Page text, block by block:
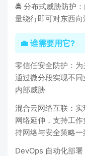
🚔 分布式威胁防护
量绕行即可对东西
💼 谁需要用它?
零信任安全防护：为
通过微分段实现不
内部威胁
混合云网络互联：
网络延伸，支持工
持网络与安全策略一
DevOps 自动化部